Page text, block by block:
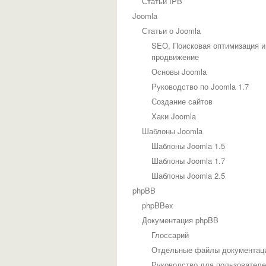
Joomla
Статьи о Joomla
SEO, Поисковая оптимизация и
продвижение
Основы Joomla
Руководство по Joomla 1.7
Создание сайтов
Хаки Joomla
Шаблоны Joomla
Шаблоны Joomla 1.5
Шаблоны Joomla 1.7
Шаблоны Joomla 2.5
phpBB
phpBBex
Документация phpBB
Глоссарий
Отдельные файлы